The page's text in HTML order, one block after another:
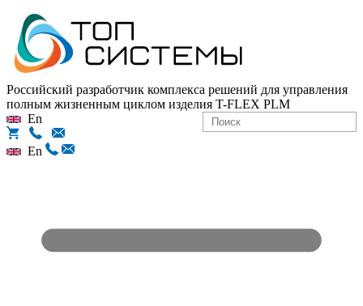
Российский разработчик комплекса решений для управления
полным жизненным циклом изделия T-FLEX PLM
En
En